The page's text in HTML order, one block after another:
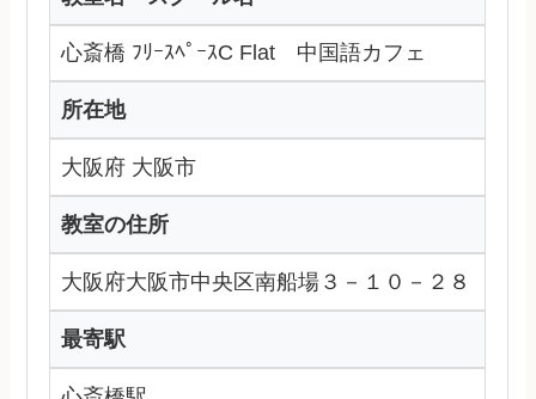
心斎橋 ﾌﾘｰｽﾍﾟｰｽC Flat 中国語カフェ
所在地
大阪府 大阪市
教室の住所
大阪府大阪市中央区南船場３－１０－２８
最寄駅